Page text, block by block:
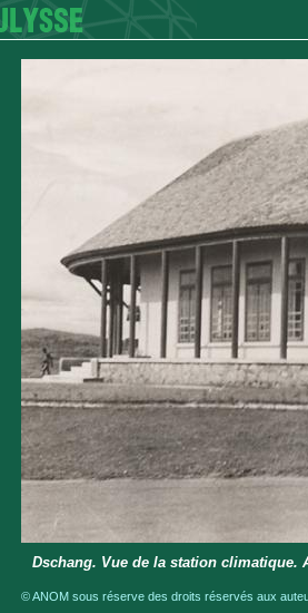
Dschang. Vue de la station climatique.
© ANOM sous réserve des droits réservés aux